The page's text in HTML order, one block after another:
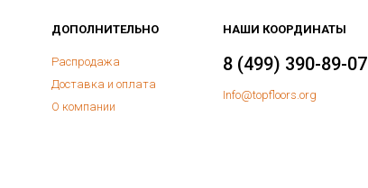
ДОПОЛНИТЕЛЬНО
Распродажа
Доставка и оплата
О компании
НАШИ КООРДИНАТЫ
8 (499) 390-89-07
Info@topfloors.org